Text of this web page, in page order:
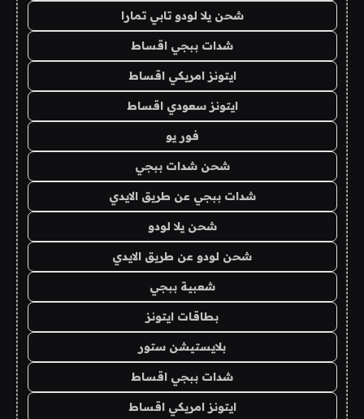
شحن يلا لودو تابي تمارا
شدات ببجي اقساط
ايتونز امريكي اقساط
ايتونز سعودي اقساط
فور يو
شحن شدات ببجي
شدات ببجي عن طريق الايدي
شحن يلا لودو
شحن لودو عن طريق الايدي
شعبية ببجي
بطاقات ايتونز
بلايستيشن ستور
شدات ببجي اقساط
ايتونز امريكي اقساط